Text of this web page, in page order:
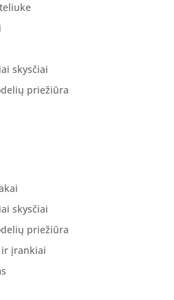
skysčiai
priežiūra
skysčiai
priežiūra
įrankiai